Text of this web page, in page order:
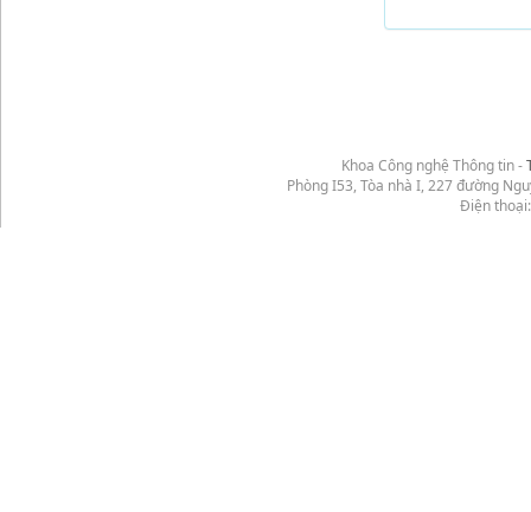
Khoa Công nghệ Thông tin -
Phòng I53, Tòa nhà I, 227 đường
Điện